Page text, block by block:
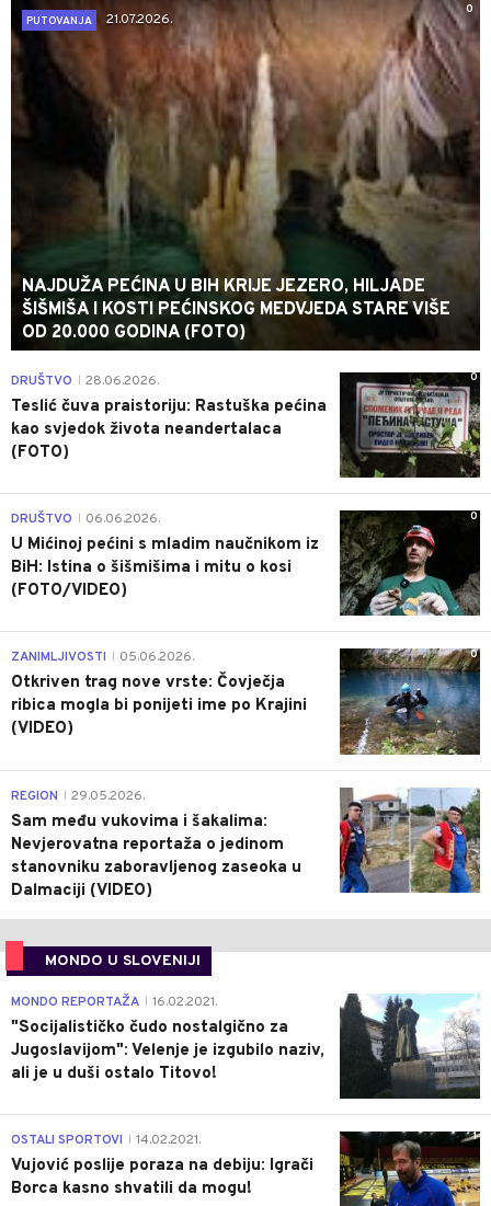
0
PUTOVANJA
21.07.2026.
NAJDUŽA PEĆINA U BIH KRIJE JEZERO, HILJADE
ŠIŠMIŠA I KOSTI PEĆINSKOG MEDVJEDA STARE VIŠE
OD 20.000 GODINA (FOTO)
0
DRUŠTVO 28.06.2026.
Teslić čuva praistoriju: Rastuška pećina
kao svjedok života neandertalaca
(FOTO)
0
DRUŠTVO 06.06.2026.
U Mićinoj pećini s mladim naučnikom iz
BiH: Istina o šišmišima i mitu o kosi
(FOTO/VIDEO)
0
ZANIMLJIVOSTI 05.06.2026.
Otkriven trag nove vrste: Čovječja
ribica mogla bi ponijeti ime po Krajini
(VIDEO)
0
REGION 29.05.2026.
Sam među vukovima i šakalima:
Nevjerovatna reportaža o jedinom
stanovniku zaboravljenog zaseoka u
Dalmaciji (VIDEO)
MONDO U SLOVENIJI
4
MONDO REPORTAŽA 16.02.2021.
"Socijalističko čudo nostalgično za
Jugoslavijom": Velenje je izgubilo naziv,
ali je u duši ostalo Titovo!
1
OSTALI SPORTOVI 14.02.2021.
Vujović poslije poraza na debiju: Igrači
Borca kasno shvatili da mogu!